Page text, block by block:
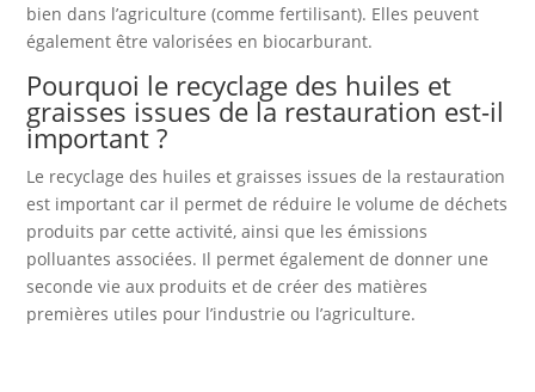
bien dans l’agriculture (comme fertilisant). Elles peuvent
également être valorisées en biocarburant.
Pourquoi le recyclage des huiles et
graisses issues de la restauration est-il
important ?
Le recyclage des huiles et graisses issues de la restauration
est important car il permet de réduire le volume de déchets
produits par cette activité, ainsi que les émissions
polluantes associées. Il permet également de donner une
seconde vie aux produits et de créer des matières
premières utiles pour l’industrie ou l’agriculture.